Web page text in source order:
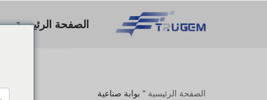
الصفحة الرئيسية
الصفحة الرئيسية " بوابة صناعية